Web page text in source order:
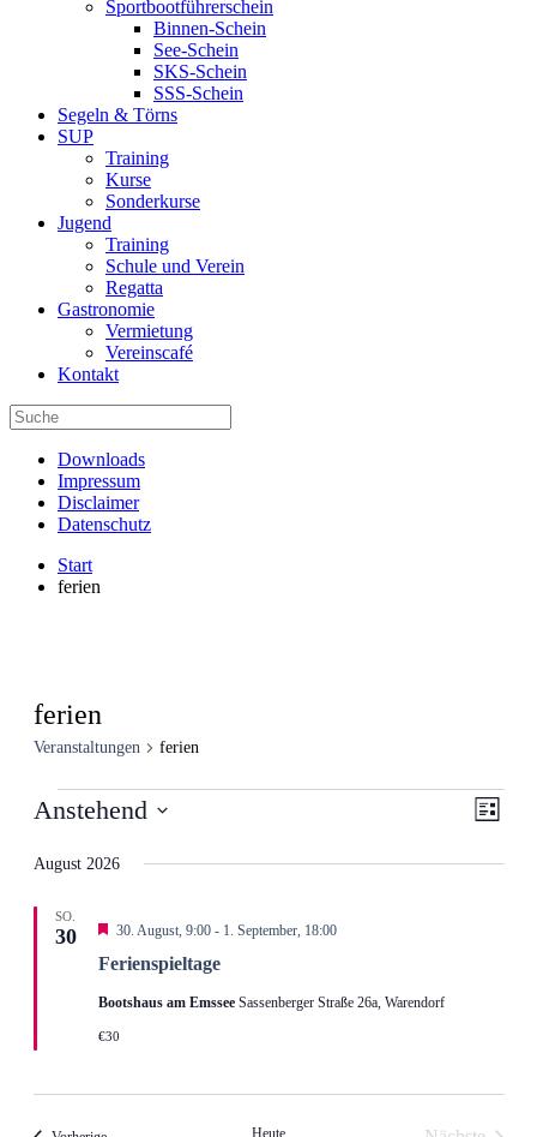
Sportbootführerschein
Binnen-Schein
See-Schein
SKS-Schein
SSS-Schein
Segeln & Törns
SUP
Training
Kurse
Sonderkurse
Jugend
Training
Schule und Verein
Regatta
Gastronomie
Vermietung
Vereinscafé
Kontakt
Downloads
Impressum
Disclaimer
Datenschutz
Start
ferien
ferien
Veranstaltungen ferien
Veranstaltungen Liste
Anstehend
wählen.
August 2026
SO.
30
Ferienspieltage
Hervorgehoben
30. August, 9:00- 1. September, 18:00
Bootshaus am Emssee Sassenberger Straße 26a, Warendorf
€30
Heute